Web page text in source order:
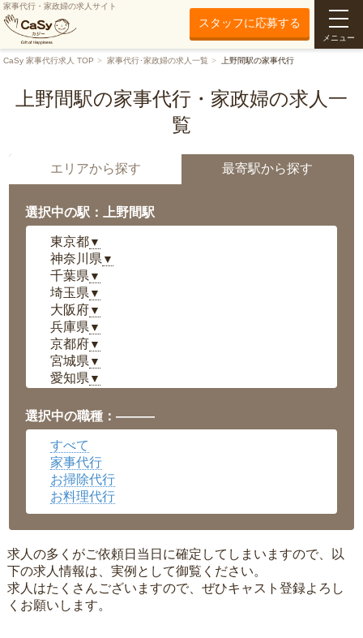
家事代行・家政婦の求人サイト
スタッフに応募する
メニュー
CaSy 家事代行求人 TOP 家事代行･家政婦の求人一覧 上野間駅の家事代行
上野間駅の家事代行・家政婦の求人一
覧
エリアから探す 最寄駅から探す
選択中の駅：上野間駅
東京都▼
神奈川県 ▼
千葉県 ▼
埼玉県 ▼
大阪府▼
兵庫県 ▼
京都府▼
宮城県 ▼
愛知県 ▼
岡山県▼
広島県▼
沖縄県
選択中の職種：———
すべて
家事代行
お掃除代行
お料理代行
求人の多くがご依頼日当日に確定してしまいますので、以
下の求人情報は、実例として御覧ください。
求人はたくさんございますので、ぜひキャスト登録よろし
くお願いします。